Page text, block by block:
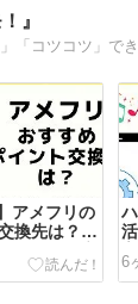
』
「コツコツ」で
アメフリの
換先は？ポ
ポイント交
6